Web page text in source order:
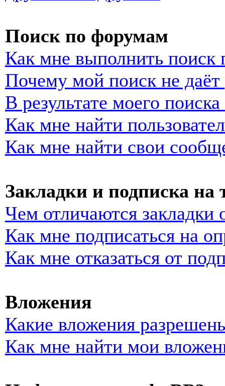
Поиск по форумам
Как мне выполнить
Почему мой поиск не даёт
В результате моего
Как мне найти
Как мне найти свои
Закладки и подписка на
Чем отличаются закладки
Как мне подписаться на
Как мне отказаться от
Вложения
Какие вложения
Как мне найти мои